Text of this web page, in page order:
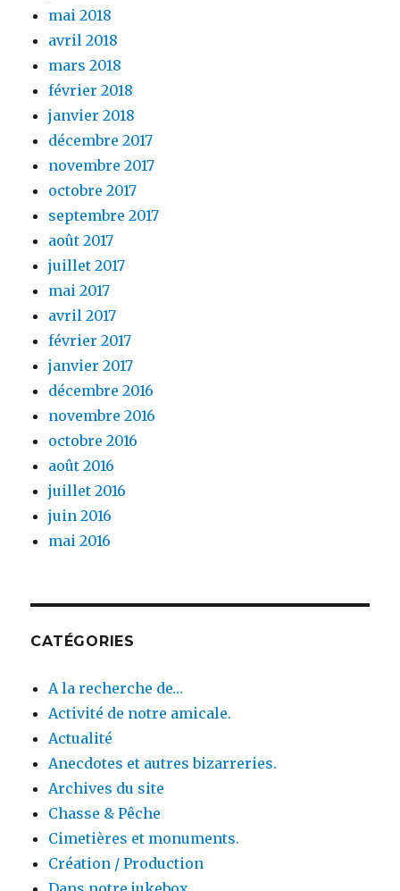
mai 2018
avril 2018
mars 2018
février 2018
janvier 2018
décembre 2017
novembre 2017
octobre 2017
septembre 2017
août 2017
juillet 2017
mai 2017
avril 2017
février 2017
janvier 2017
décembre 2016
novembre 2016
octobre 2016
août 2016
juillet 2016
juin 2016
mai 2016
CATÉGORIES
A la recherche de…
Activité de notre amicale.
Actualité
Anecdotes et autres bizarreries.
Archives du site
Chasse & Pêche
Cimetières et monuments.
Création / Production